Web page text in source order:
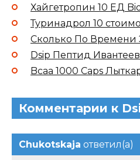
Хайгетропин 10 ЕД
Туринадрол 10
Сколько По Времени
Dsip Пептид
Bcaa 1000 Caps
Комментарии к
Chukotskaja ответил(а)